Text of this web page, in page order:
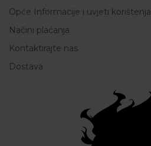
Opće Informacije i uvjeti korištenja
Načini plaćanja
Kontaktirajte nas
Dostava